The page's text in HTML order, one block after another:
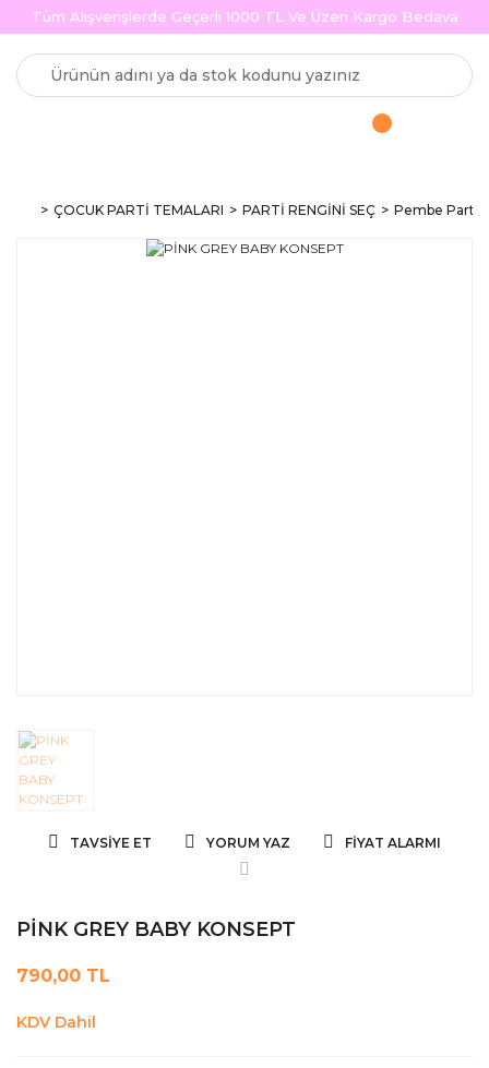
Tüm Alışverişlerde Geçerli 1000 TL Ve Üzeri Kargo Bedava
ÇOCUK PARTİ TEMALARI PARTİ RENGİNİ SEÇ Pembe Parti
TAVSIYE ET YORUM YAZ FIYAT ALARMI
PİNK GREY BABY KONSEPT
790,00 TL
KDV Dahil